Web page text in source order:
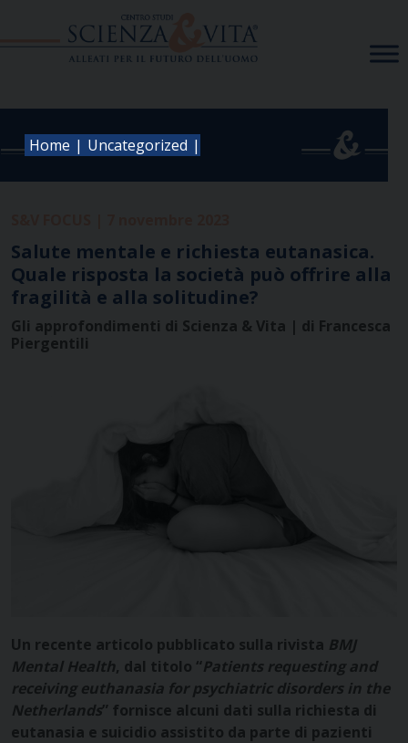
Home | Uncategorized |
Salute mentale e richiesta eutanasica.
Quale risposta la società può offrire alla
fragilità e alla solitudine?
Gli approfondimenti di Scienza & Vita | di Francesca
Piergentili
Un recente articolo pubblicato sulla rivista BMJ
Mental Health, dal titolo “Patients requesting and
receiving euthanasia for psychiatric disorders in the
Netherlands” fornisce alcuni dati sulla richiesta di
eutanasia e suicidio assistito da parte di pazienti